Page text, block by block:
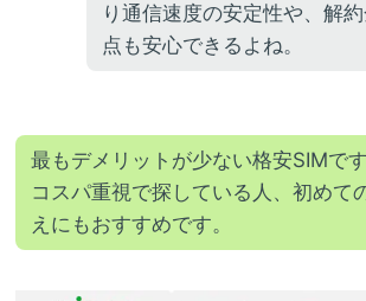
り通信速度の安定性や、解
点も安心できるよね。
最もデメリットが少ない格安SIMです
コスパ重視で探している人、初めて
えにもおすすめです。